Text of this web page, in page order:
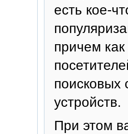
есть кое-
причем
поисковых
устройств.
При этом